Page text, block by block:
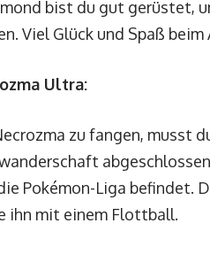
bist du gut gerüstet,
Viel Glück und Spaß beim
Ultra:
zu fangen, musst
Pokémon-Liga befindet.
ihn mit einem Flottball.